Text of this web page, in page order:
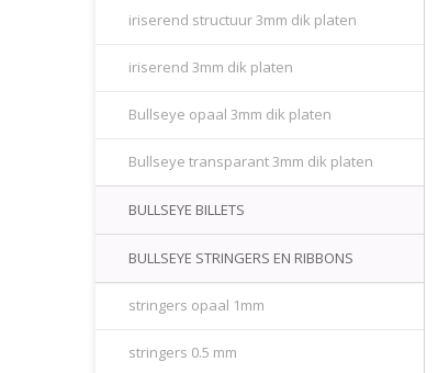
iriserend structuur 3mm dik platen
iriserend 3mm dik platen
Bullseye opaal 3mm dik platen
Bullseye transparant 3mm dik platen
BULLSEYE BILLETS
BULLSEYE STRINGERS EN RIBBONS
stringers opaal 1mm
stringers 0.5 mm